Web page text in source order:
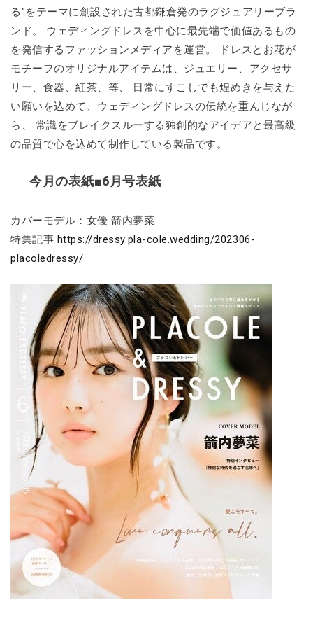
る"をテーマに創設された古都鎌倉発のラグジュアリーブラ
ンド。 ウェディングドレスを中心に最先端で価値あるもの
を発信するファッションメディアを運営。 ドレスとお花が
モチーフのオリジナルアイテムは、ジュエリー、アクセサ
リー、食器、紅茶、等、 日常にすこしでも煌めきを与えた
い願いを込めて、ウェディングドレスの伝統を重んじなが
ら、 常識をブレイクスルーする独創的なアイデアと最高級
の品質で心を込めて制作している製品です。
今月の表紙■6月号表紙
カバーモデル：女優 箭内夢菜
特集記事 https://dressy.pla-cole.wedding/202306-
placoledressy/